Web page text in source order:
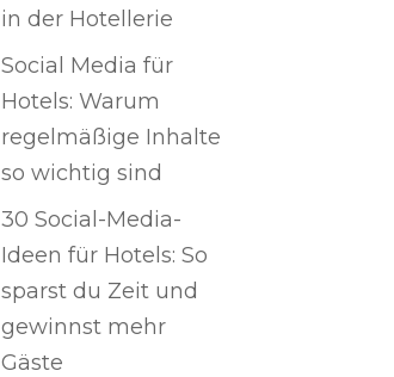
in der Hotellerie
Social Media für
Hotels: Warum
regelmäßige Inhalte
so wichtig sind
30 Social-Media-
Ideen für Hotels: So
sparst du Zeit und
gewinnst mehr
Gäste